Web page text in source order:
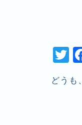
T
tt
どうも